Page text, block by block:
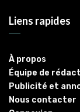
Liens rapides
À propos
Équipe de
Publicité et
Nous contacter